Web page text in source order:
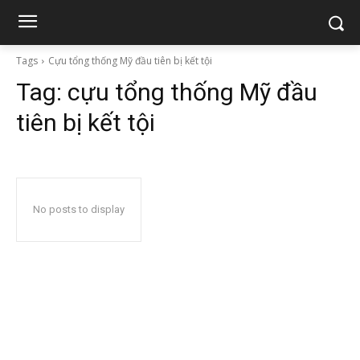
Tags Cựu tổng thống Mỹ đầu tiên bị kết tội
Tag: cựu tổng thống Mỹ đầu
tiên bị kết tội
No posts to display